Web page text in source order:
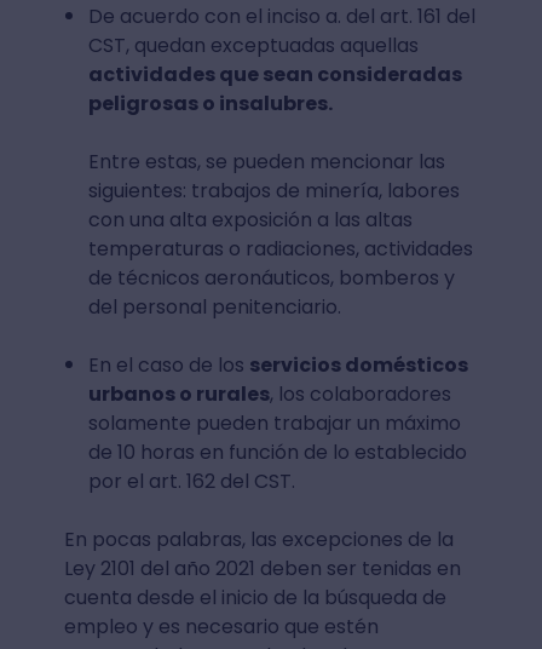
De acuerdo con el inciso a. del art. 161 del
CST, quedan exceptuadas aquellas
actividades que sean consideradas
peligrosas o insalubres.
Entre estas, se pueden mencionar las
siguientes: trabajos de minería, labores
con una alta exposición a las altas
temperaturas o radiaciones, actividades
de técnicos aeronáuticos, bomberos y
del personal penitenciario.
En el caso de los servicios domésticos
urbanos o rurales, los colaboradores
solamente pueden trabajar un máximo
de 10 horas en función de lo establecido
por el art. 162 del CST.
En pocas palabras, las excepciones de la
Ley 2101 del año 2021 deben ser tenidas en
cuenta desde el inicio de la búsqueda de
empleo y es necesario que estén